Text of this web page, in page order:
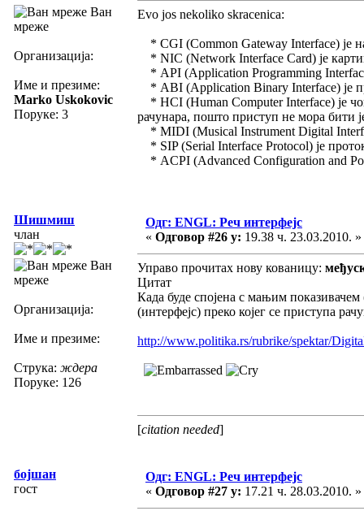
Ван
мреже
Организација:
Име и презиме:
Marko Uskokovic
Поруке: 3
Evo jos nekoliko skracenica:
* CGI (Common Gateway Interface) је
* NIC (Network Interface Card) је
* API (Application Programming
* ABI (Application Binary Interface) је
* HCI (Human Computer Interface) је
рачунара, пошто приступ не мора бити
* MIDI (Musical Instrument Digital
* SIP (Serial Interface Protocol) је
* ACPI (Advanced Configuration and
Шишмиш
члан
Ван
мреже
Организација:
Име и презиме:
Струка: ждера
Поруке: 126
Одг: ENGL: Реч интерфејс
« Одговор #26 у: 19.38 ч. 23.03.2010. »
Управо прочитах нову кованицу:
Цитат
Када буде спојена с мањим
(интерфејс) преко којег се приступа
http://www.politika.rs/rubrike/spektar/
[citation needed]
бојшан
гост
Одг: ENGL: Реч интерфејс
« Одговор #27 у: 17.21 ч. 28.03.2010. »